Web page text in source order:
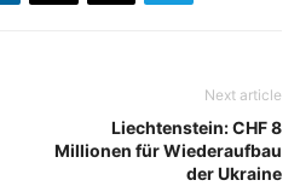
Next article
Liechtenstein: CHF 8
Millionen für Wiederaufbau
der Ukraine